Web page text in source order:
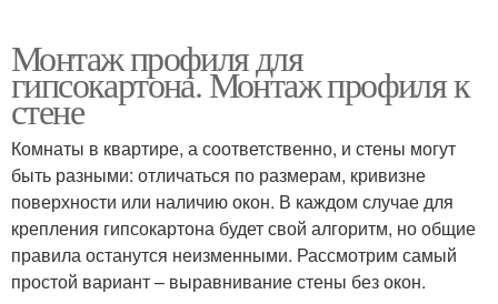
Монтаж профиля для
гипсокартона. Монтаж профиля к
стене
Комнаты в квартире, а соответственно, и стены могут
быть разными: отличаться по размерам, кривизне
поверхности или наличию окон. В каждом случае для
крепления гипсокартона будет свой алгоритм, но общие
правила останутся неизменными. Рассмотрим самый
простой вариант – выравнивание стены без окон.